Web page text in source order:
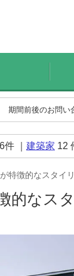
期間前後のお問い
件 ｜ 建築家 12
特徴的なスタイ
的なス